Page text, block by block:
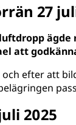
27
ägde
att
efter att
2025